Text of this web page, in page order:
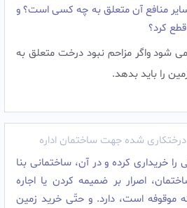
منافع آن متعلق به چه کسی است؟ و
کرد؟
شود واگر مزاحم نبود درخت متعلق به
را باید بدهد.
شده جهت ساختمان اداره
را خریدارى کرده و در آن، ساختمانى بنا
اصرار بر ضمیمه کردن یا اجاره
موقوفه است، دارد. و حتّى خرید زمین